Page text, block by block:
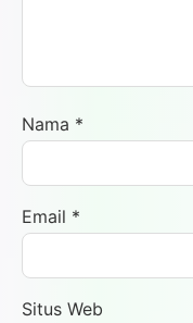
Nama *
Email *
Situs Web